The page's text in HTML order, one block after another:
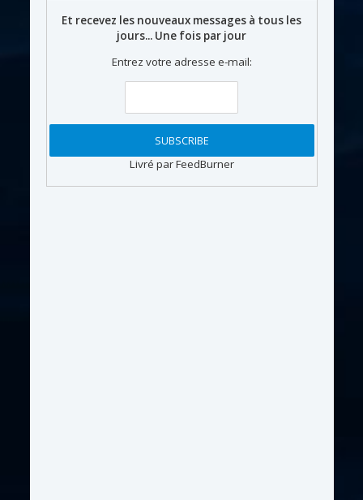
Et recevez les nouveaux messages à tous les
jours... Une fois par jour
Entrez votre adresse e-mail:
Livré par FeedBurner